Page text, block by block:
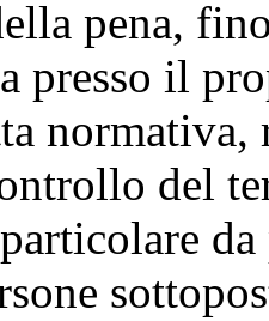
pena,
presso il
normativa,
del